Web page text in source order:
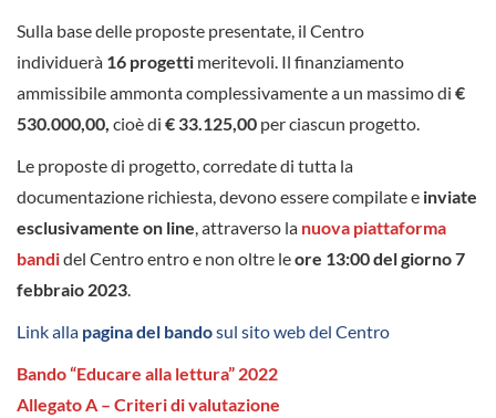
Sulla base delle proposte presentate, il Centro
individuerà 16 progetti meritevoli. Il finanziamento
ammissibile ammonta complessivamente a un massimo di €
530.000,00, cioè di € 33.125,00 perciascun progetto.
Le proposte di progetto, corredate di tutta la
documentazione richiesta, devono essere compilate e inviate
esclusivamente on line, attraverso la nuova piattaforma
bandidel Centro entro e non oltre leore 13:00 del giorno 7
febbraio 2023.
Link alla pagina del bandosul sito web del Centro
Bando “Educare alla lettura” 2022
Allegato A – Criteri di valutazione